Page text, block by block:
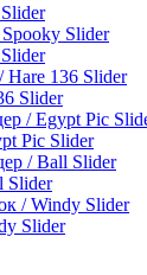
Slider
Pic Slider
Slider
Slider